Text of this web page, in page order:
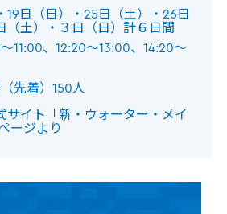
19日（日）・25日（土）・26日
（土）・３日（日）計６日間
11:00、12:20～13:00、14:20～
先着）150人
サイト「新・ウォーター・メイ
ージより